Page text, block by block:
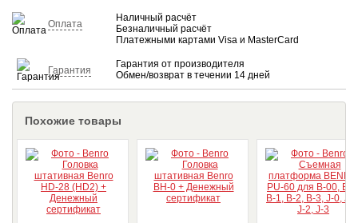
Оплата
Наличный расчёт
Безналичный расчёт
Платежными картами Visa и MasterCard
Гарантия
Гарантия от производителя
Обмен/возврат в течении 14 дней
Похожие товары